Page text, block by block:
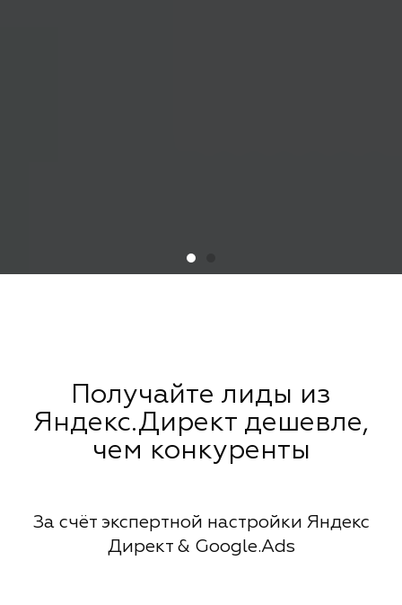
Получайте лиды из
Яндекс.Директ дешевле,
чем конкуренты
За счёт экспертной настройки Яндекс
Директ & Google.Ads